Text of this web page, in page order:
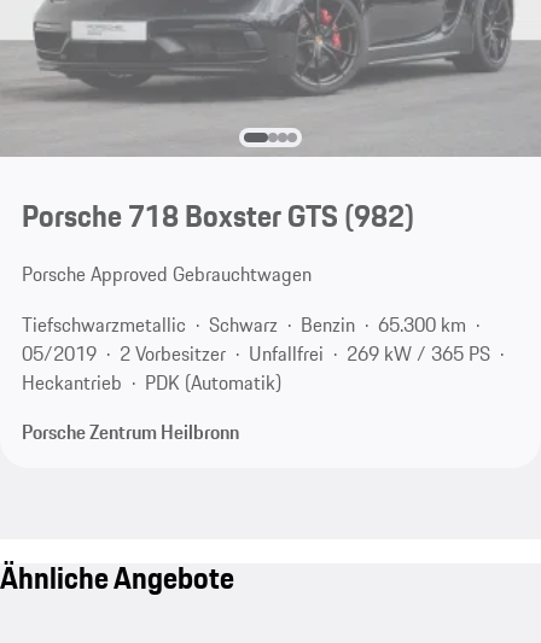
Porsche 718 Boxster GTS(982)
Porsche Approved Gebrauchtwagen
Tiefschwarzmetallic
Schwarz Benzin
65.300 km
05/2019
2 Vorbesitzer Unfallfrei
269 kW / 365 PS
Heckantrieb
PDK (Automatik)
Porsche Zentrum Heilbronn
Ähnliche Angebote